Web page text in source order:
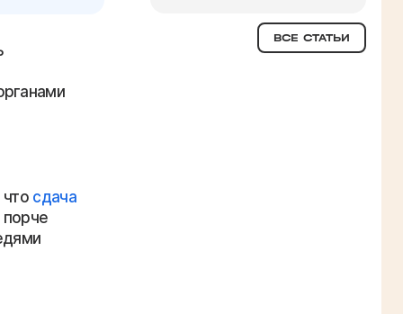
сдача
порче
ВСЕ СТАТЬИ